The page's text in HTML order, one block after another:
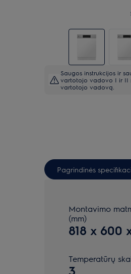
Saugos instrukcijos ir
vartotojo vadovo I ir II
vartotojo vadovą.
Pagrindinės
Montavimo
(mm)
818 x 600
Temperatūrų
3